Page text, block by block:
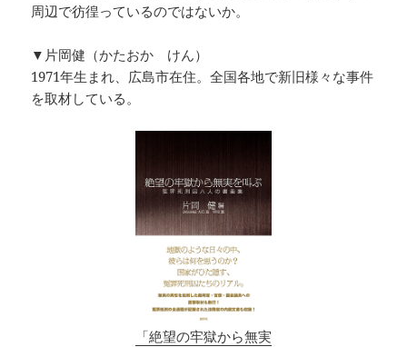
周辺で彷徨っているのではないか。
▼片岡健（かたおか けん）
1971年生まれ、広島市在住。全国各地で新旧様々な事件
を取材している。
「絶望の牢獄から無実